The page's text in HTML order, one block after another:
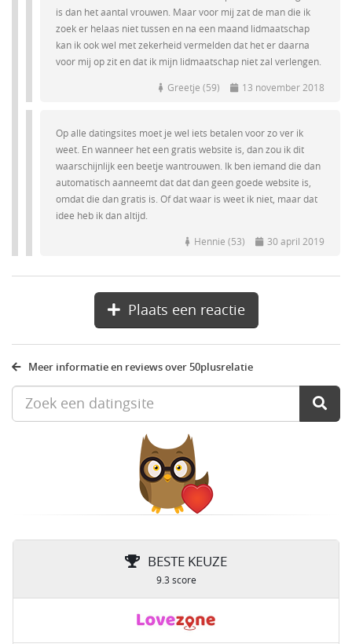
is dan het aantal vrouwen. Maar voor mij zat de man die ik
zoek er helaas niet tussen en na een maand lidmaatschap
kan ik ook wel met zekerheid vermelden dat het er daarna
voor mij op zit en dat ik mijn lidmaatschap niet zal verlengen.
Greetje (59) 13 november 2018
Op alle datingsites moet je wel iets betalen voor zo ver ik
weet. En wanneer het een gratis website is, dan zou ik dit
waarschijnlijk een beetje wantrouwen. Ik ben iemand die dan
automatisch aanneemt dat dat dan geen goede website is,
omdat die dan gratis is. Of dat waar is weet ik niet, maar dat
idee heb ik dan altijd.
Hennie (53) 30 april 2019
Plaats een reactie
Meer informatie en reviews over 50plusrelatie
BESTE KEUZE
9.3 score